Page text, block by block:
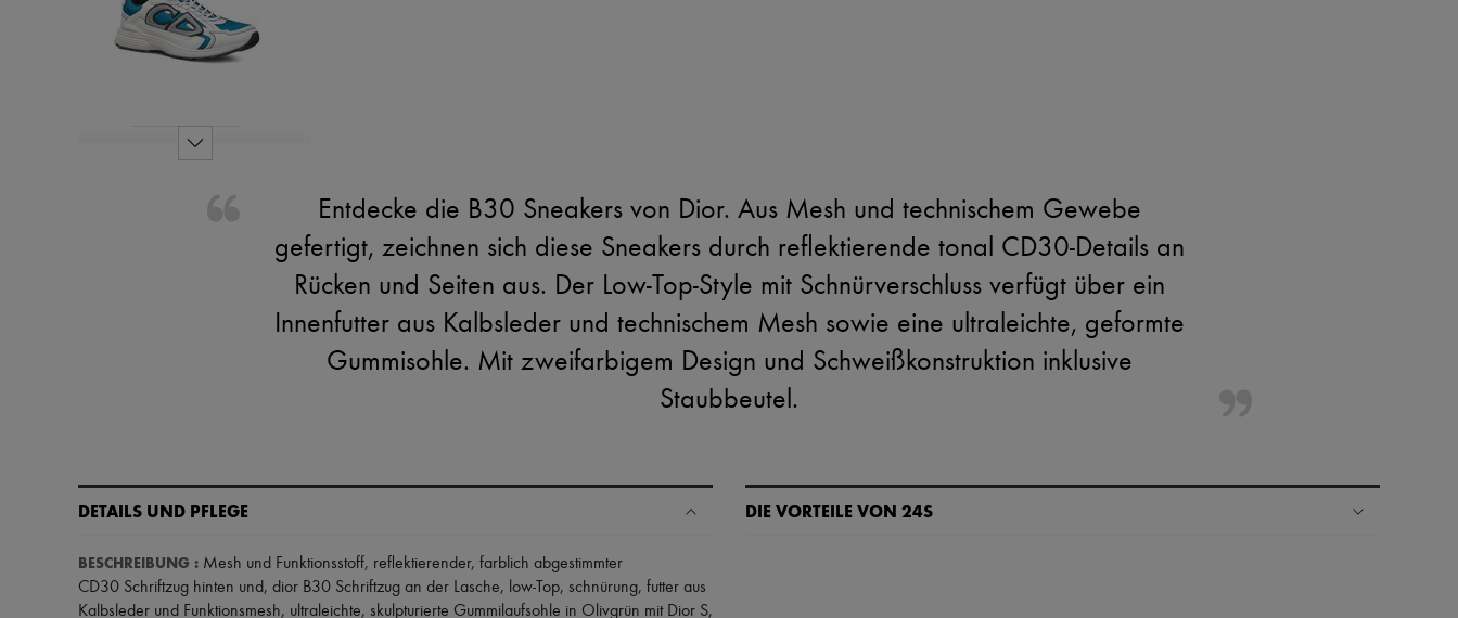
Entdecke die B30 Sneakers von Dior. Aus Mesh und technischem Gewebe
gefertigt, zeichnen sich diese Sneakers durch reflektierende tonal CD30-Details an
Rücken und Seiten aus. Der Low-Top-Style mit Schnürverschluss verfügt über ein
Innenfutter aus Kalbsleder und technischem Mesh sowie eine ultraleichte, geformte
Gummisohle. Mit zweifarbigem Design und Schweißkonstruktion inklusive
Staubbeutel.
DETAILS UND PFLEGE
BESCHREIBUNG : Mesh und Funktionsstoff, reflektierender, farblich abgestimmter
CD30 Schriftzug hinten und, dior B30 Schriftzug an der Lasche, low-Top, schnürung, futter aus
Kalbsleder und Funktionsmesh, ultraleichte, skulpturierte Gummilaufsohle in Olivgrün mit Dior S,
DIE VORTEILE VON 24S